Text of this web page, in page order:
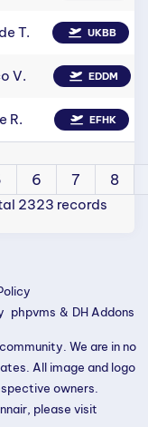
T. UKBB
V. EDDM
R. EFHK
6 7 8
2323 records
phpvms & DH Addons
We are in no
All image and logo
owners.
please visit